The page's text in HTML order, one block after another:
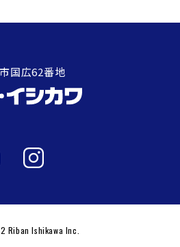
国広62番地
Ishikawa Inc.